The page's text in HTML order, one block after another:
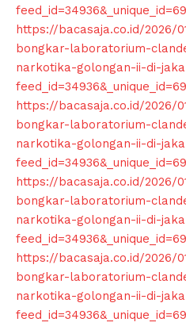
https://bacasaja.co.id/2026/
bongkar-laboratorium-
narkotika-golongan-ii-di-
https://bacasaja.co.id/2026/
bongkar-laboratorium-
narkotika-golongan-ii-di-
https://bacasaja.co.id/2026/
bongkar-laboratorium-
narkotika-golongan-ii-di-
https://bacasaja.co.id/2026/
bongkar-laboratorium-
narkotika-golongan-ii-di-